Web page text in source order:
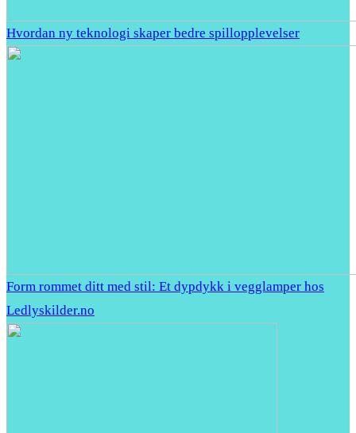
Hvordan ny teknologi skaper bedre spillopplevelser
Form rommet ditt med stil: Et dypdykk i vegglamper hos
Ledlyskilder.no